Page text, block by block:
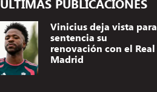
ÚLTIMAS PUBLICACIONES
Vinicius deja vista para
sentencia su
renovación con el Real
Madrid